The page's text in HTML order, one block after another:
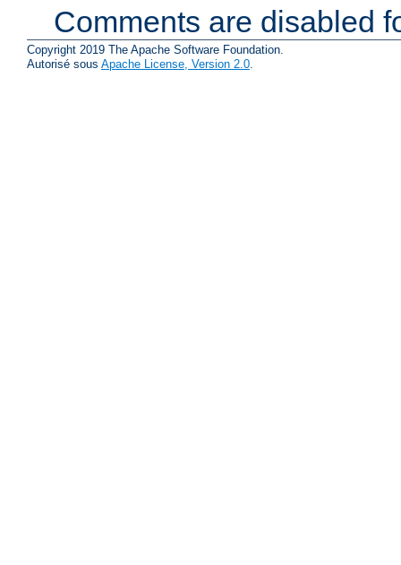
Comments are disabled
Copyright 2019 The Apache Software Foundation.
Autorisé sous Apache License, Version 2.0